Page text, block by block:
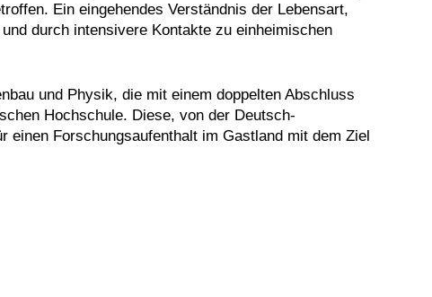
Ein eingehendes Verständnis der Lebensart,
durch intensivere Kontakte zu einheimischen
und Physik, die mit einem doppelten Abschluss
Hochschule. Diese, von der Deutsch-
einen Forschungsaufenthalt im Gastland mit dem Ziel